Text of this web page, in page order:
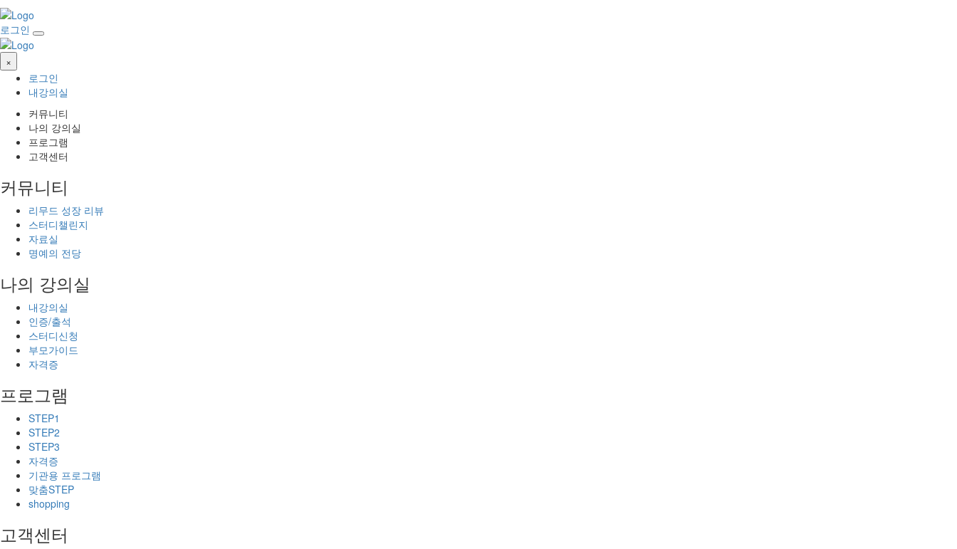
로그인
×
로그인
내강의실
커뮤니티
나의 강의실
프로그램
고객센터
커뮤니티
리무드 성장 리뷰
스터디챌린지
자료실
명예의 전당
나의 강의실
내강의실
인증/출석
스터디신청
부모가이드
자격증
프로그램
STEP1
STEP2
STEP3
자격증
기관용 프로그램
맞춤STEP
shopping
고객센터